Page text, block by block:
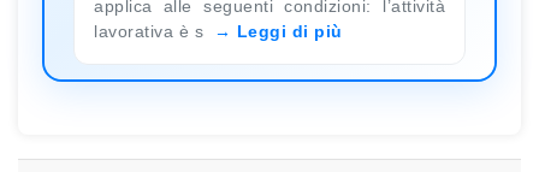
applica alle seguenti condizioni: l’attività
lavorativa è s
Leggi di più